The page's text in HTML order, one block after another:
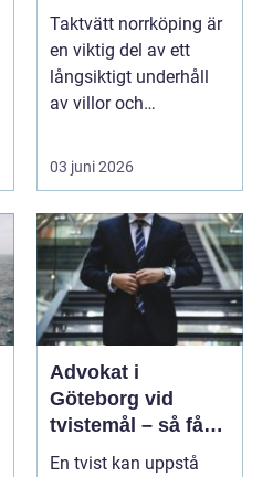
Taktvätt norrköping är
en viktig del av ett
långsiktigt underhåll
av villor och
03 juni 2026
Advokat i
Göteborg vid
tvistemål – så får
du rätt hjälp i tid
En tvist kan uppstå